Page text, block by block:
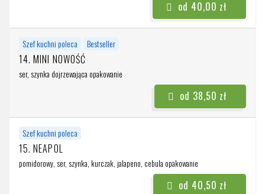
Szef kuchni poleca Bestseller
14. MINI NOWOŚĆ
ser, szynka dojrzewająca opakowanie
Szef kuchni poleca
15. NEAPOL
pomidorowy, ser, szynka, kurczak, jalapeno, cebula opakowanie